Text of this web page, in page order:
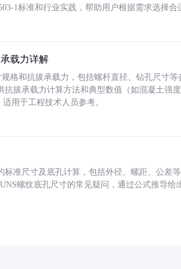
1标准和行业实践，帮助用户根据需求选择合
载力详解
格和抗拔承载力，包括螺杆直径、钻孔尺寸
抗拔承载力计算方法和典型数值（如混凝土强
用于工程技术人员参考。
标准尺寸及底孔计算，包括外径、螺距、公差
螺纹底孔尺寸的常见疑问，通过公式推导